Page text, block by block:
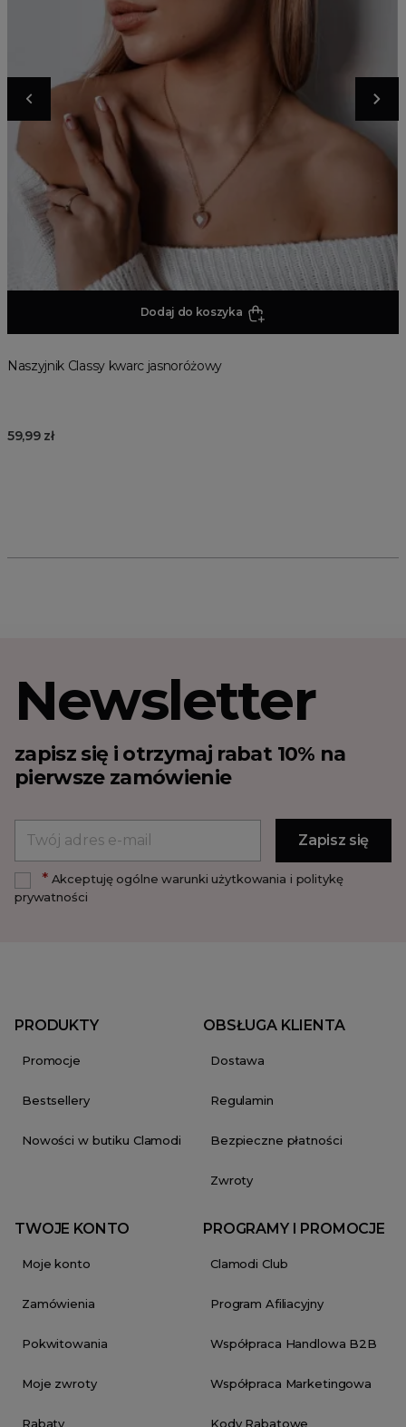
Dodaj do koszyka
Naszyjnik Classy kwarc jasnoróżowy
59,99 zł
Newsletter
zapisz się i otrzymaj rabat 10% na
pierwsze zamówienie
*Akceptuję ogólne warunki użytkowania i politykę
prywatności
PRODUKTY
Promocje
Bestsellery
Nowości w butiku Clamodi
OBSŁUGA KLIENTA
Dostawa
Regulamin
Bezpieczne płatności
Zwroty
TWOJE KONTO
Moje konto
Zamówienia
Pokwitowania
Moje zwroty
Rabaty
PROGRAMY I PROMOCJE
Clamodi Club
Program Afiliacyjny
Współpraca Handlowa B2B
Współpraca Marketingowa
Kody Rabatowe